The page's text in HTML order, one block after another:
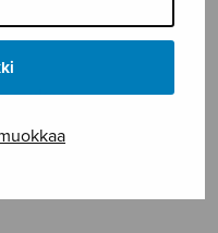
mukaan